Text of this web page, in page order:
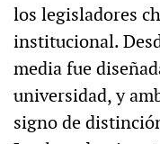
los legisladores
institucional.
media fue
universidad, y
signo de